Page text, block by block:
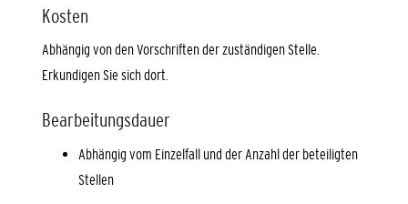
Kosten
Abhängig von den Vorschriften der zuständigen Stelle.
Erkundigen Sie sich dort.
Bearbeitungsdauer
Abhängig vom Einzelfall und der Anzahl der beteiligten
Stellen